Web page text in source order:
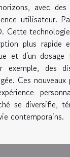
avec
utilisateur.
Cette
plus rapide
et d'un
des
Ces nouveaux
se diversifie,
contemporains.